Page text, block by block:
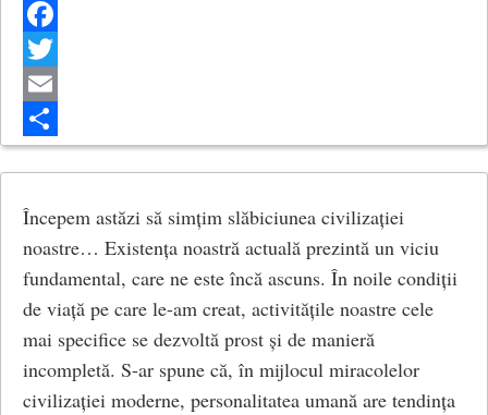
Facebook
Twitter
Email
Share
Începem astăzi să simțim slăbiciunea civilizației
noastre… Existența noastră actuală prezintă un viciu
fundamental, care ne este încă ascuns. În noile condiții
de viață pe care le-am creat, activitățile noastre cele
mai specifice se dezvoltă prost și de manieră
incompletă. S-ar spune că, în mijlocul miracolelor
civilizației moderne, personalitatea umană are tendința